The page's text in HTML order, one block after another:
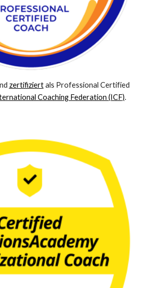
zertifiziert als Professional Certified
Coaching Federation (ICF).